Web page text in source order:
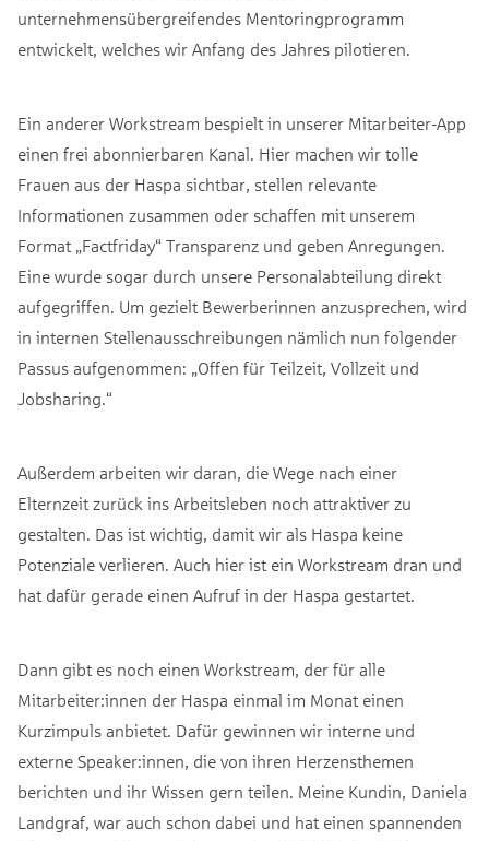
unternehmensübergreifendes Mentoringprogramm
entwickelt, welches wir Anfang des Jahres pilotieren.
Ein anderer Workstream bespielt in unserer Mitarbeiter-App
einen frei abonnierbaren Kanal. Hier machen wir tolle
Frauen aus der Haspa sichtbar, stellen relevante
Informationen zusammen oder schaffen mit unserem
Format „Factfriday“ Transparenz und geben Anregungen.
Eine wurde sogar durch unsere Personalabteilung direkt
aufgegriffen. Um gezielt Bewerberinnen anzusprechen, wird
in internen Stellenausschreibungen nämlich nun folgender
Passus aufgenommen: „Offen für Teilzeit, Vollzeit und
Jobsharing.“
Außerdem arbeiten wir daran, die Wege nach einer
Elternzeit zurück ins Arbeitsleben noch attraktiver zu
gestalten. Das ist wichtig, damit wir als Haspa keine
Potenziale verlieren. Auch hier ist ein Workstream dran und
hat dafür gerade einen Aufruf in der Haspa gestartet.
Dann gibt es noch einen Workstream, der für alle
Mitarbeiter:innen der Haspa einmal im Monat einen
Kurzimpuls anbietet. Dafür gewinnen wir interne und
externe Speaker:innen, die von ihren Herzensthemen
berichten und ihr Wissen gern teilen. Meine Kundin, Daniela
Landgraf, war auch schon dabei und hat einen spannenden